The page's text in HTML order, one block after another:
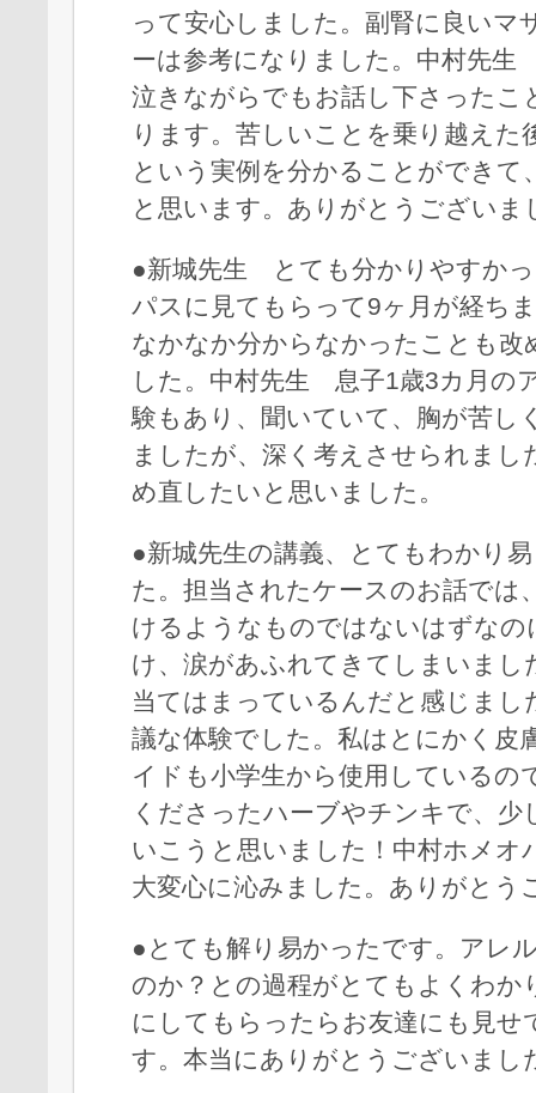
って安心しました。副腎に良いマ
ーは参考になりました。中村先
泣きながらでもお話し下さったこ
ります。苦しいことを乗り越えた
という実例を分かることができて
と思います。ありがとうございま
●新城先生 とても分かりやすか
パスに見てもらって9ヶ月が経ち
なかなか分からなかったことも改
した。中村先生 息子1歳3カ月の
験もあり、聞いていて、胸が苦し
ましたが、深く考えさせられまし
め直したいと思いました。
●新城先生の講義、とてもわかり
た。担当されたケースのお話では
けるようなものではないはずなの
け、涙があふれてきてしまいまし
当てはまっているんだと感じま
議な体験でした。私はとにかく皮
イドも小学生から使用しているの
くださったハーブやチンキで、少
いこうと思いました！中村ホメオ
大変心に沁みました。ありがとう
●とても解り易かったです。アレ
のか？との過程がとてもよくわか
にしてもらったらお友達にも見せ
す。本当にありがとうございまし